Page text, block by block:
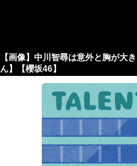
【画像】中川智尋は意外と胸が大
ん】【櫻坂46】